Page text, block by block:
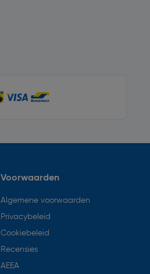
Voorwaarden
Algemene voorwaarden
Privacybeleid
Cookiebeleid
Recensies
AEEA